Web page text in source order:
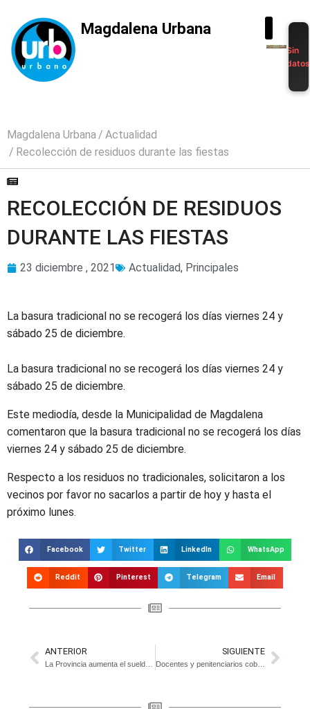
Magdalena Urbana
Sin
datos
Magdalena Urbana
Actualidad
Recolección de residuos durante las fiestas
RECOLECCIÓN DE RESIDUOS
DURANTE LAS FIESTAS
23 diciembre , 2021 Actualidad, Principales
La basura tradicional no se recogerá los días viernes 24 y
sábado 25 de diciembre.
La basura tradicional no se recogerá los días viernes 24 y
sábado 25 de diciembre.
Este mediodía, desde la Municipalidad de Magdalena
comentaron que la basura tradicional no se recogerá los días
viernes 24 y sábado 25 de diciembre.
Respecto a los residuos no tradicionales, solicitaron a los
vecinos por favor no sacarlos a partir de hoy y hasta el
próximo lunes.
Facebook Twitter LinkedIn WhatsApp
Reddit Pinterest Telegram Email
ANTERIOR SIGUIENTE
Docentes y penitenciarios cobrarán el bono de 20 mil pesos